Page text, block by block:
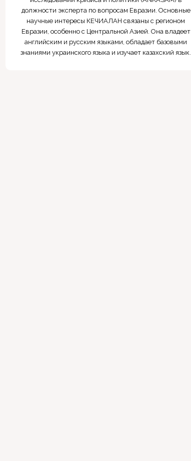
должности эксперта по вопросам Евразии. Основные
научные интересы КЕЧИАЛАН связаны с регионом
Евразии, особенно с Центральной Азией. Она владеет
английским и русским языками, обладает базовыми
знаниями украинского языка и изучает казахский язык.